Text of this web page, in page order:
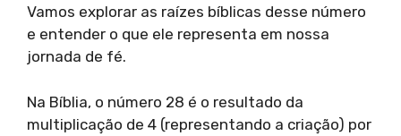
Vamos explorar as raízes bíblicas desse número
e entender o que ele representa em nossa
jornada de fé.
Na Bíblia, o número 28 é o resultado da
multiplicação de 4 (representando a criação) por